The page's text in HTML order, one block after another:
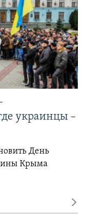
украинцы –
День
Крыма